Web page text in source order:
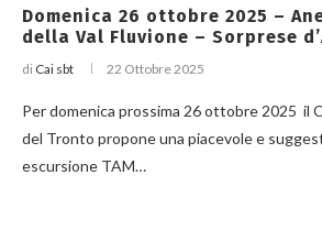
Domenica 26 ottobre 2025 –
della Val Fluvione – Sorprese
di Cai sbt 22 Ottobre 2025
Per domenica prossima 26 ottobre 2025 il
del Tronto propone una piacevole e
escursione TAM…